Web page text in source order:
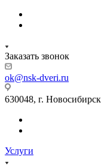
Заказать звонок
ok@nsk-dveri.ru
630048, г.
Услуги